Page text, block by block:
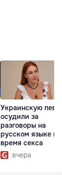
Украинскую
осудили за
разговоры на
русском языке во
время секса
вчера